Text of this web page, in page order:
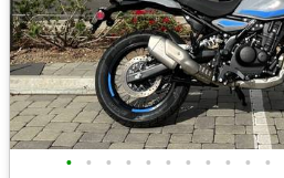
• • • • • • • • • • •